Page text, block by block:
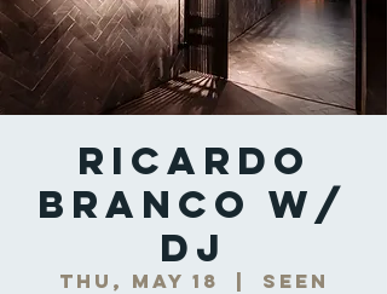
Ricardo
Branco w/
DJ
Thu, May 18
Seen